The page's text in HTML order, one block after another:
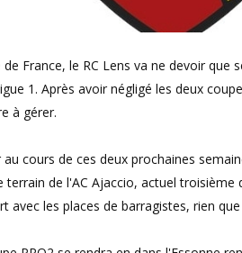
France, le RC Lens va ne devoir que
1. Après avoir négligé les deux
à gérer.
cours de ces deux prochaines
terrain de l'AC Ajaccio, actuel
avec les places de barragistes, rien que